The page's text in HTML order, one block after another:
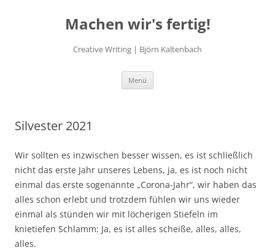
Machen wir's fertig!
Creative Writing | Björn Kaltenbach
Menü
Silvester 2021
Wir sollten es inzwischen besser wissen, es ist schließlich
nicht das erste Jahr unseres Lebens, ja, es ist noch nicht
einmal das erste sogenannte „Corona-Jahr“, wir haben das
alles schon erlebt und trotzdem fühlen wir uns wieder
einmal als stünden wir mit löcherigen Stiefeln im
knietiefen Schlamm: Ja, es ist alles scheiße, alles, alles,
alles.